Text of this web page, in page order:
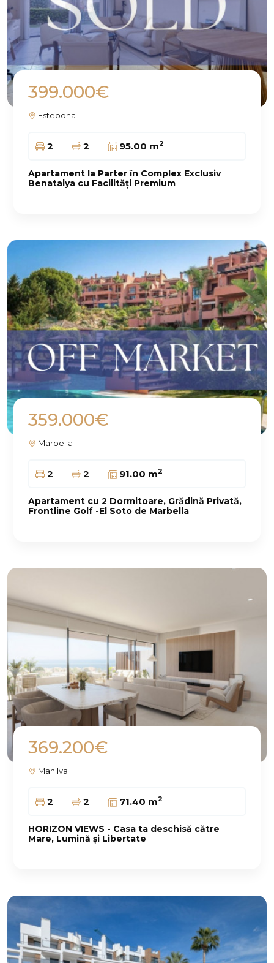
399.000€
Estepona
2 2 95.00 m2
Apartament la Parter în Complex Exclusiv
Benatalya cu Facilități Premium
359.000€
Marbella
2 2 91.00 m2
Apartament cu 2 Dormitoare, Grădină Privată,
Frontline Golf -El Soto de Marbella
369.200€
Manilva
2 2 71.40 m2
HORIZON VIEWS - Casa ta deschisă către
Mare, Lumină și Libertate